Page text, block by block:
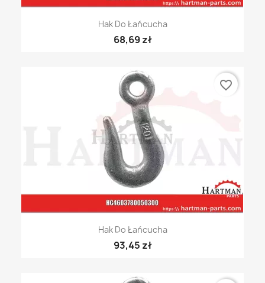
Hak Do Łańcucha
68,69 zł
Hak Do Łańcucha
93,45 zł
favorite_border